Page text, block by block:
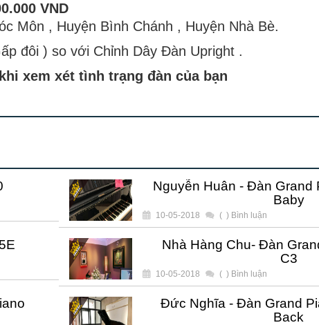
VND
Môn , Huyện Bình Chánh , Huyện Nhà Bè.
đôi ) so với Chỉnh Dây Đàn Upright .
xem xét tình trạng đàn của bạn
Nguyễn Huân - Đàn Grand
Baby
10-05-2018 ( ) Bình luận
Nhà Hàng Chu- Đàn
C3
10-05-2018 ( ) Bình luận
Đức Nghĩa - Đàn Grand
Back